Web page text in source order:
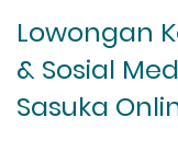
Lowongan
& Sosial
Sasuka